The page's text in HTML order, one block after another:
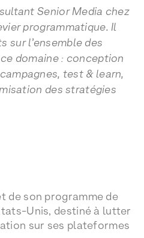
Senior Media chez
programmatique. Il
sur l’ensemble des
domaine : conception
test & learn,
des stratégies
de son programme de
Unis, destiné à lutter
sur ses plateformes